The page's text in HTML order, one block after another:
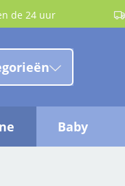
de 24 uur
Baby